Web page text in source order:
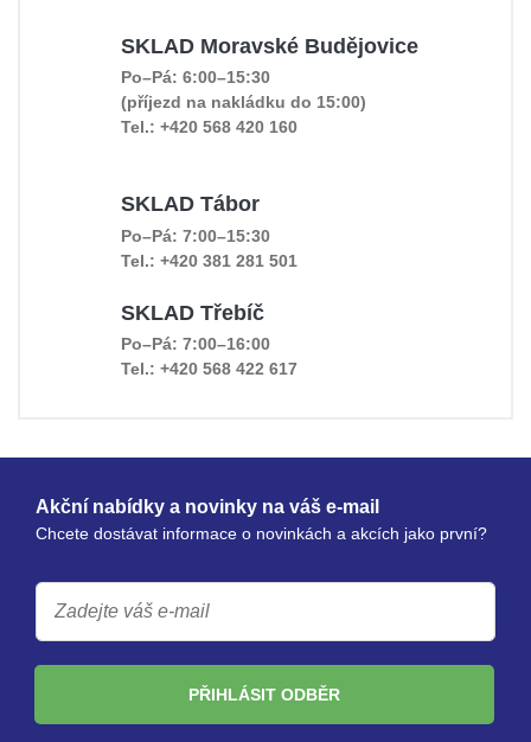
SKLAD Moravské Budějovice
Po–Pá: 6:00–15:30
(příjezd na nakládku do 15:00)
Tel.: +420 568 420 160
SKLAD Tábor
Po–Pá: 7:00–15:30
Tel.: +420 381 281 501
SKLAD Třebíč
Po–Pá: 7:00–16:00
Tel.: +420 568 422 617
Akční nabídky a novinky na váš e-mail
Chcete dostávat informace o novinkách a akcích jako první?
PŘIHLÁSIT ODBĚR